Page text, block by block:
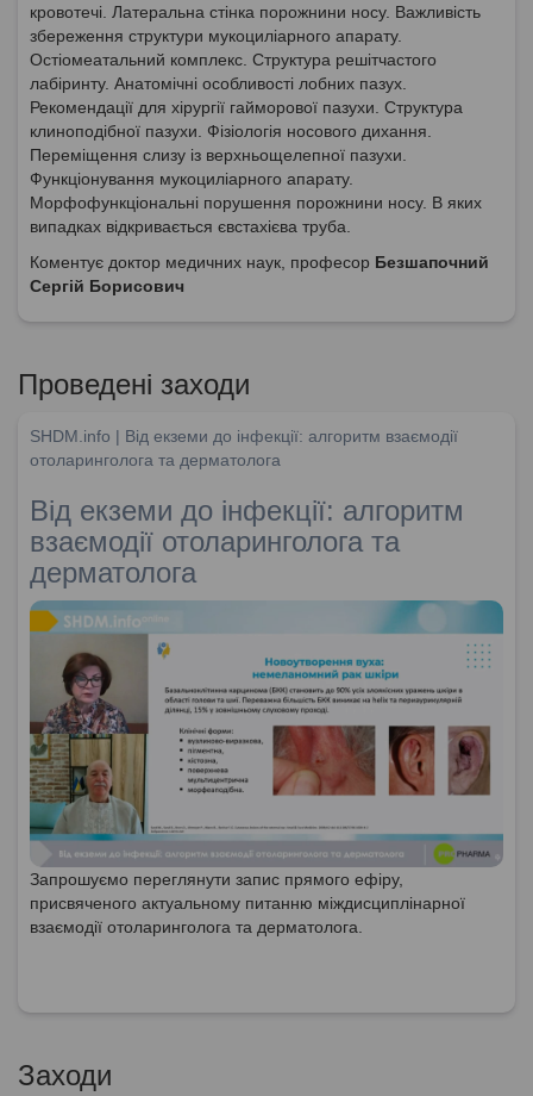
кровотечі. Латеральна стінка порожнини носу. Важливість
збереження структури мукоциліарного апарату.
Остіомеатальний комплекс. Структура решітчастого
лабіринту. Анатомічні особливості лобних пазух.
Рекомендації для хірургії гайморової пазухи. Структура
клиноподібної пазухи. Фізіологія носового дихання.
Переміщення слизу із верхньощелепної пазухи.
Функціонування мукоциліарного апарату.
Морфофункціональні порушення порожнини носу. В яких
випадках відкривається євстахієва труба.
Коментує доктор медичних наук, професор Безшапочний
Сергій Борисович
Проведені заходи
SHDM.info | Від екземи до інфекції: алгоритм взаємодії
отоларинголога та дерматолога
Від екземи до інфекції: алгоритм
взаємодії отоларинголога та
дерматолога
Запрошуємо переглянути запис прямого ефіру,
присвяченого актуальному питанню міждисциплінарної
взаємодії отоларинголога та дерматолога.
Заходи